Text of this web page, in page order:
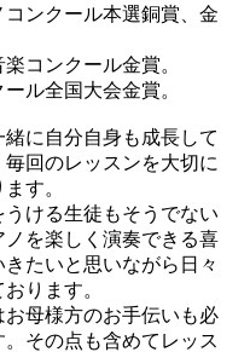
ンクール本選銅賞、金
コンクール金賞。
ル全国大会金賞。
に自分自身も成長して
毎回のレッスンを大切に
す。
うける生徒もそうでない
ノを楽しく演奏できる喜
たいと思いながら日々
ります。
お母様方のお手伝いも必
その点も含めてレッス